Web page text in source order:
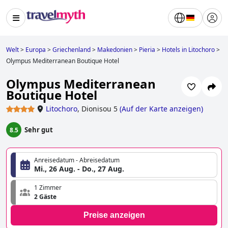
Welt> Europa >Griechenland> Makedonien> Pieria > Hotels in Litochoro>
Olympus Mediterranean Boutique Hotel
Olympus Mediterranean
Boutique Hotel
Litochoro, Dionisou 5 (Auf der Karte anzeigen)
8.5 Sehr gut
Anreisedatum - Abreisedatum
Mi., 26 Aug. - Do., 27 Aug.
1 Zimmer
2 Gäste
Preise anzeigen